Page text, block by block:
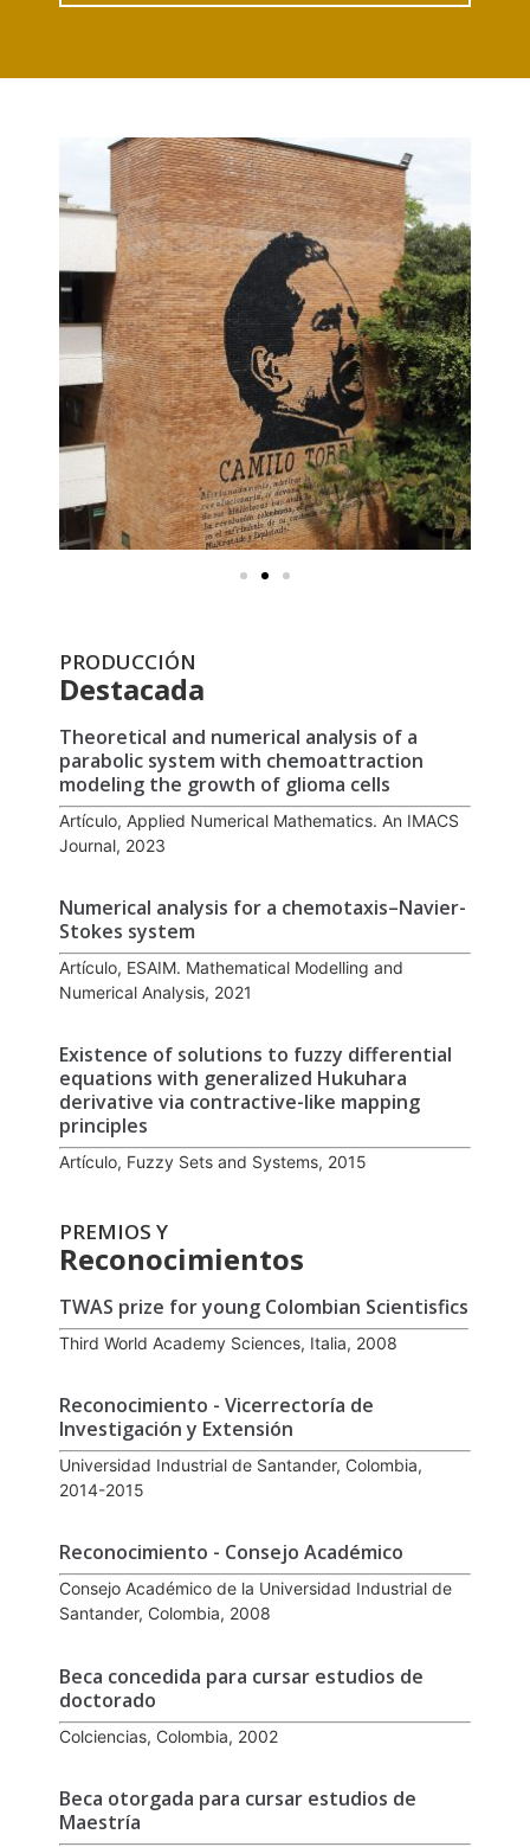
PRODUCCIÓN
Destacada
Theoretical and numerical analysis of a
parabolic system with chemoattraction
modeling the growth of glioma cells
Artículo, Applied Numerical Mathematics. An IMACS
Journal, 2023
Numerical analysis for a chemotaxis–Navier-
Stokes system
Artículo, ESAIM. Mathematical Modelling and
Numerical Analysis, 2021
Existence of solutions to fuzzy differential
equations with generalized Hukuhara
derivative via contractive-like mapping
principles
Artículo, Fuzzy Sets and Systems, 2015
PREMIOS Y
Reconocimientos
TWAS prize for young Colombian Scientisfics
Third World Academy Sciences, Italia, 2008
Reconocimiento - Vicerrectoría de
Investigación y Extensión
Universidad Industrial de Santander, Colombia,
2014-2015
Reconocimiento - Consejo Académico
Consejo Académico de la Universidad Industrial de
Santander, Colombia, 2008
Beca concedida para cursar estudios de
doctorado
Colciencias, Colombia, 2002
Beca otorgada para cursar estudios de
Maestría